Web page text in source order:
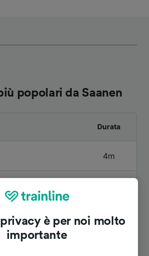
popolari da Saanen
Durata
4m
2h 58m
privacy è per noi molto
importante